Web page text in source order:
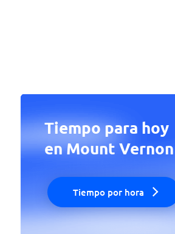
Tiempo para hoy
en Mount Vernon
Tiempo por hora